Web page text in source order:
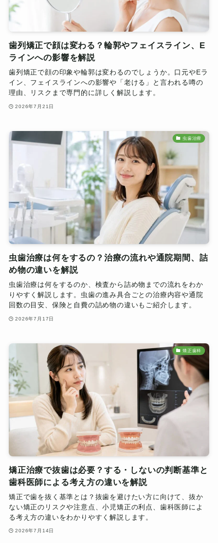
歯列矯正で顔は変わる？輪郭やフェイスライン、E
ラインへの影響を解説
歯列矯正で顔の印象や輪郭は変わるのでしょうか。口元やEラ
イン、フェイスラインへの影響や「老ける」と言われる噂の
理由、リスクまで専門的に詳しく解説します。
2026年7月21日
虫歯治療
虫歯治療は何をするの？治療の流れや通院期間、詰
め物の違いを解説
虫歯治療は何をするのか、検査から詰め物までの流れをわか
りやすく解説します。虫歯の進み具合ごとの治療内容や通院
回数の目安、保険と自費の詰め物の違いもご紹介します。
2026年7月17日
矯正歯科
矯正治療で抜歯は必要？する・しないの判断基準と
歯科医師による考え方の違いを解説
矯正で歯を抜く基準とは？抜歯を避けたい方に向けて、抜か
ない矯正のリスクや注意点、小児矯正の利点、歯科医師によ
る考え方の違いをわかりやすく解説します。
2026年7月14日